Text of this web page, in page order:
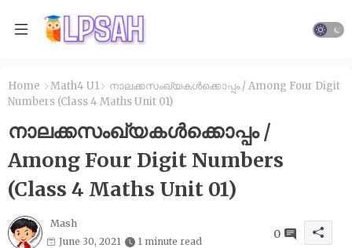
Home Math4 U1
നാലക്കസംഖ്യകൾക്കൊപ്പം / Among Four Digit
Numbers (Class 4 Maths Unit 01)
നാലക്കസംഖ്യകൾക്കൊപ്പം /
Among Four Digit Numbers
(Class 4 Maths Unit 01)
Mash
June 30, 2021
1 minute read
0